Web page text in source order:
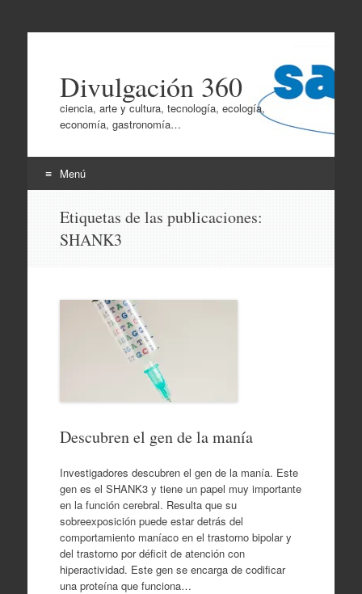
Divulgación 360
ciencia, arte y cultura, tecnología, ecología,
economía, gastronomía…
Menú
contenido
Etiquetas de las publicaciones:
SHANK3
Descubren el gen de la manía
Investigadores descubren el gen de la manía. Este
gen es el SHANK3 y tiene un papel muy importante
en la función cerebral. Resulta que su
sobreexposición puede estar detrás del
comportamiento maníaco en el trastorno bipolar y
del trastorno por déficit de atención con
hiperactividad. Este gen se encarga de codificar
una proteína que funciona…